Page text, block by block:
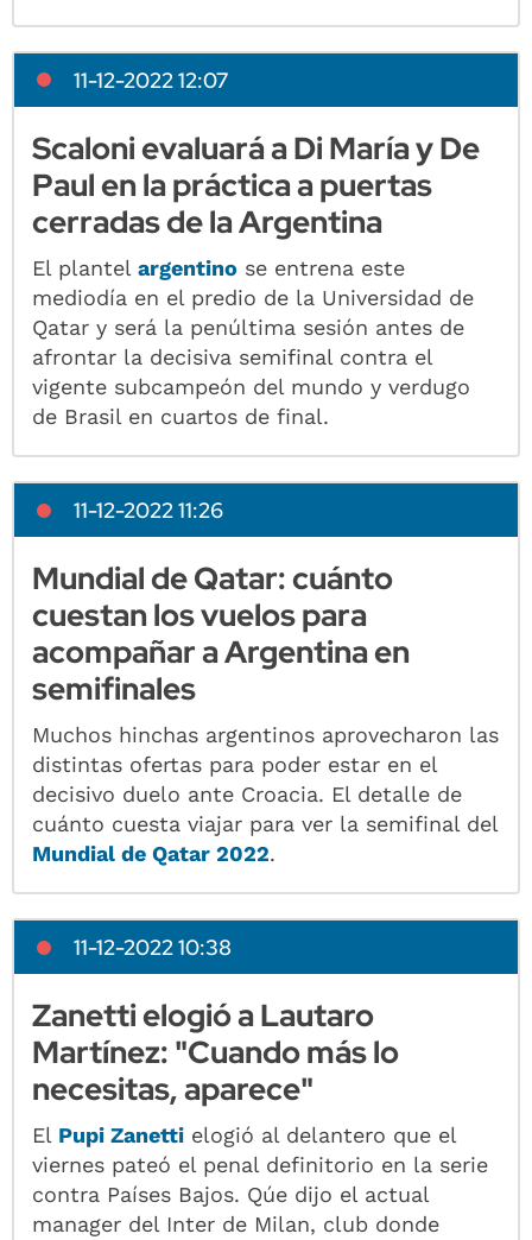
11-12-2022 12:07
Scaloni evaluará a Di María y De
Paul en la práctica a puertas
cerradas de la Argentina
El plantelargentino se entrena este
mediodía en el predio de la Universidad de
Qatar y será la penúltima sesión antes de
afrontar la decisiva semifinal contra el
vigente subcampeón del mundo y verdugo
de Brasil en cuartos de final.
11-12-2022 11:26
Mundial de Qatar: cuánto
cuestan los vuelos para
acompañar a Argentina en
semifinales
Muchos hinchas argentinos aprovecharon las
distintas ofertas para poder estar en el
decisivo duelo ante Croacia. El detalle de
cuánto cuesta viajar para ver la semifinal del
Mundial de Qatar 2022.
11-12-2022 10:38
Zanetti elogió a Lautaro
Martínez: "Cuando más lo
necesitas, aparece"
El Pupi Zanetti elogió al delantero que el
viernes pateó el penal definitorio en la serie
contra Países Bajos. Qúe dijo el actual
manager del Inter de Milan, club donde